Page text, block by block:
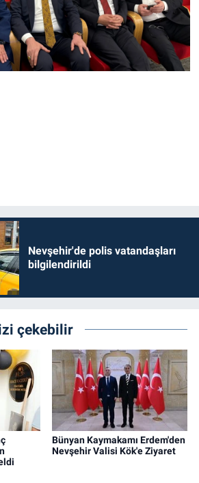
Nevşehir'de polis vatandaşları
bilgilendirildi
çekebilir
Bünyan Kaymakamı Erdem'den
Nevşehir Valisi Kök'e Ziyaret